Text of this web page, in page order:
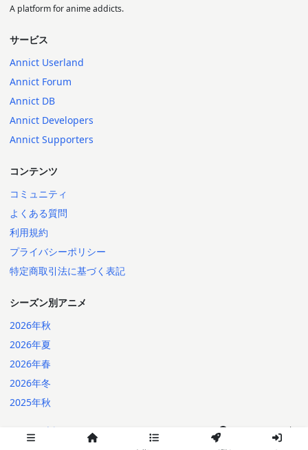
A platform for anime addicts.
サービス
Annict Userland
Annict Forum
Annict DB
Annict Developers
Annict Supporters
コンテンツ
コミュニティ
よくある質問
利用規約
プライバシーポリシー
特定商取引法に基づく表記
シーズン別アニメ
2026年秋
2026年夏
2026年春
2026年冬
2025年秋
言語: 日本語 English
2014-2026 Annict